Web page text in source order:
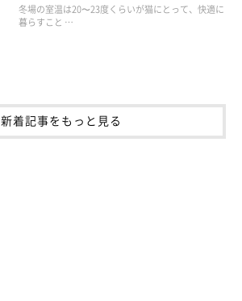
冬場の室温は20〜23度くらいが猫にとって、快適に
暮らすこと …
新着記事をもっと見る